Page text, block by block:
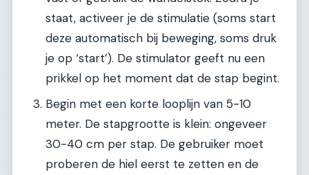
staat, activeer je de stimulatie (soms start
deze automatisch bij beweging, soms druk
je op ‘start’). De stimulator geeft nu een
prikkel op het moment dat de stap begint.
Begin met een korte looplijn van 5-10
meter. De stapgrootte is klein: ongeveer
30-40 cm per stap. De gebruiker moet
proberen de hiel eerst te zetten en de